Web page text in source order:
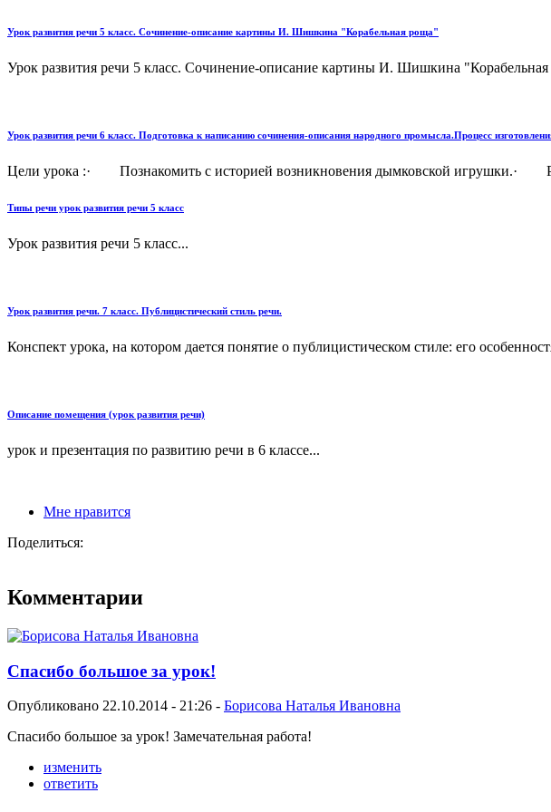
Урок развития речи 5 класс. Сочинение-описание картины И. Шишкина "Корабельная роща"
Урок развития речи 5 класс. Сочинение-описание картины И. Шишкина
Урок развития речи 6 класс. Подготовка к написанию сочинения-описания народного промысла.Процесс
Цели урока :· Познакомить с историей возникновения дымковской игрушки.·
Типы речи урок развития речи 5 класс
Урок развития речи 5 класс...
Урок развития речи. 7 класс. Публицистический стиль речи.
Конспект урока, на котором дается понятие о публицистическом стиле: его
Описание помещения (урок развития речи)
урок и презентация по развитию речи в 6 классе...
Мне нравится
Поделиться:
Комментарии
Спасибо большое за урок!
Опубликовано 22.10.2014 - 21:26 - Борисова Наталья Ивановна
Спасибо большое за урок! Замечательная работа!
изменить
ответить